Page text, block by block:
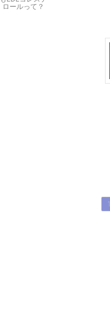
ロールって？
1